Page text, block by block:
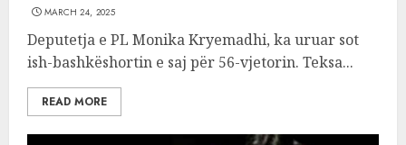
MARCH 24, 2025
Deputetja e PL Monika Kryemadhi, ka uruar sot
ish-bashkëshortin e saj për 56-vjetorin. Teksa...
READ MORE